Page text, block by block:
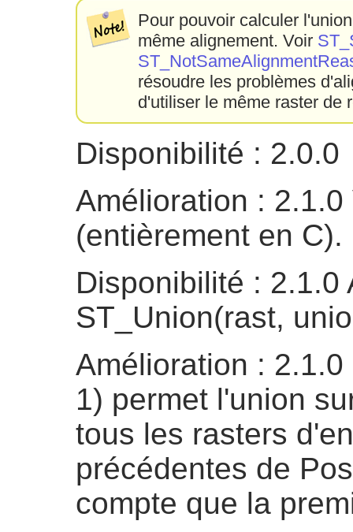
Pour pouvoir calculer
même alignement. Voir
résoudre les problèmes
d'utiliser le même raster de
Disponibilité : 2.0.0
Amélioration :
(entièrement en C).
Disponibilité : 2.1.0
ST_Union(rast,
Amélioration :
1) permet l'union
tous les rasters
précédentes de
compte que la